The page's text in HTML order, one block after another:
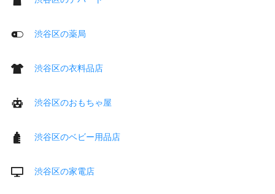
渋谷区の薬局
渋谷区の衣料品店
渋谷区のおもちゃ屋
渋谷区のベビー用品店
渋谷区の家電店